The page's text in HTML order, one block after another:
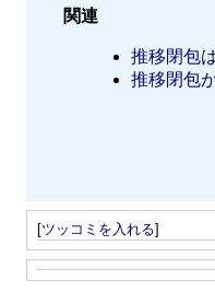
関連
推移閉包
推移閉包
[ツッコミを入れる]